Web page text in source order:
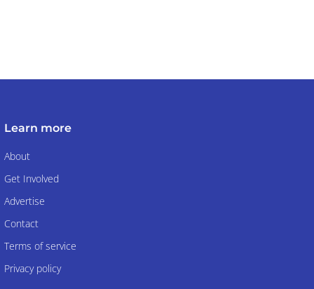
Learn more
About
Get Involved
Advertise
Contact
Terms of service
Privacy policy